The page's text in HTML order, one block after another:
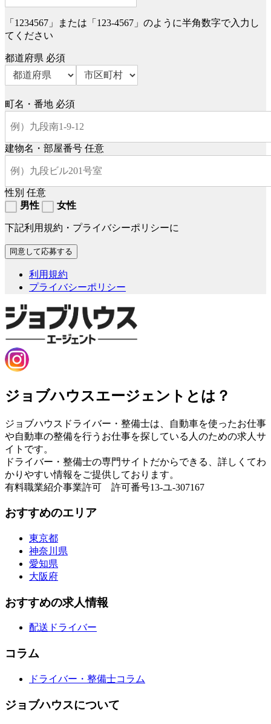
「1234567」または「123-4567」のように半角数字で入力し
てください
都道府県 必須
町名・番地 必須
建物名・部屋番号 任意
性別 任意
男性
女性
下記利用規約・プライバシーポリシーに
利用規約
プライバシーポリシー
ジョブハウスエージェントとは？
ジョブハウスドライバー・整備士は、自動車を使ったお仕事
や自動車の整備を行うお仕事を探している人のための求人サ
イトです。
ドライバー・整備士の専門サイトだからできる、詳しくてわ
かりやすい情報をご提供しております。
有料職業紹介事業許可 許可番号13-ユ-307167
おすすめのエリア
東京都
神奈川県
愛知県
大阪府
おすすめの求人情報
配送ドライバー
コラム
ドライバー・整備士コラム
ジョブハウスについて